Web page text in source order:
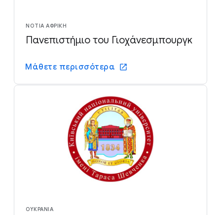
ΝΌΤΙΑ ΑΦΡΙΚΉ
Πανεπιστήμιο του Γιοχάνεσμπουργκ
Μάθετε περισσότερα
ΟΥΚΡΑΝΊΑ